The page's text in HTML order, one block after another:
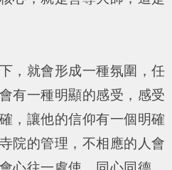
就會形成一種氛圍，任
有一種明顯的感受，感受
，讓他的信仰有一個明確
院的管理，不相應的人會